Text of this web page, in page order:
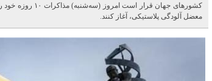
کشورهای جهان
معضل آلودگی پلاستیکی، آغاز کنند.